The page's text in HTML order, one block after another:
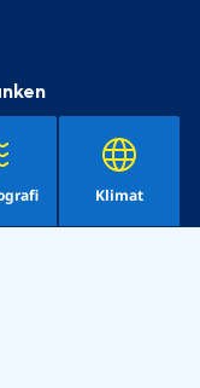
Klimat